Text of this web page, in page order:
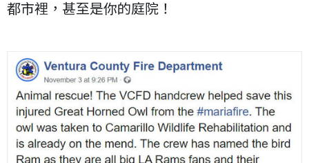
都市裡，甚至是你的庭院！